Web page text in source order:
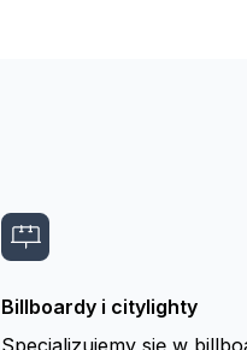
Billboardy i citylighty
Specjalizujemy się w